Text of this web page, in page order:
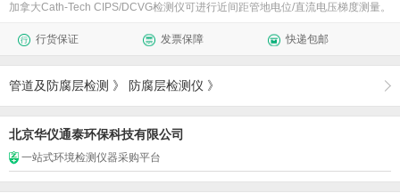
加拿大Cath-Tech CIPS/DCVG检测仪可进行近间距管地电位/直流电压梯度测量。
行货保证 发票保障 快递包邮
管道及防腐层检测 》 防腐层检测仪 》
北京华仪通泰环保科技有限公司
一站式环境检测仪器采购平台